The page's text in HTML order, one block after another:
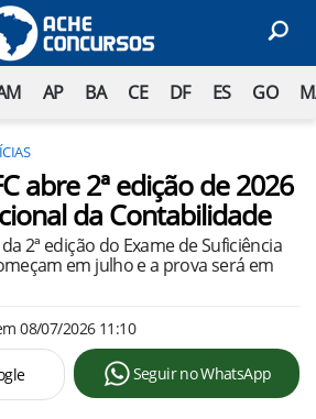
AP BA CE DF ES GO
abre 2ª edição de 2026
da Contabilidade
2ª edição do Exame de Suficiência
em julho e a prova será em
08/07/2026 11:10
Seguir no WhatsApp